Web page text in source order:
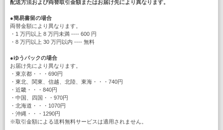
配送方法および両替取引金額またはお届け先により異なります。
●簡易書留の場合
両替金額により異なります。
・1 万円以上 8 万円未満 ---- 600 円
・8 万円以上 30 万円以内 ---- 無料
●ゆうパックの場合
お届け先により異なります。
・東京都・・・690円
・東北、関東、信越、北陸、東海・・・740円
・近畿・・・840円
・中国、四国・・970円
・北海道・・・1070円
・沖縄・・・1290円
※取引金額による送料無料サービスは適用されません。